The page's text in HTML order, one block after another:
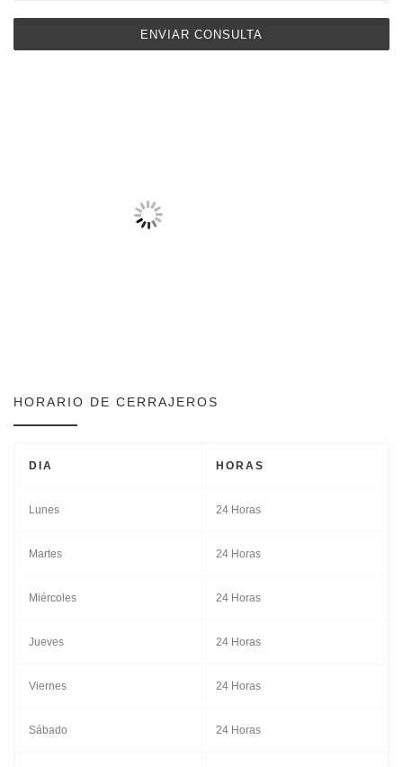
HORARIO DE CERRAJEROS
DIA HORAS
Lunes 24 Horas
Martes 24 Horas
Miércoles 24 Horas
Jueves 24 Horas
Viernes 24 Horas
Sábado 24 Horas